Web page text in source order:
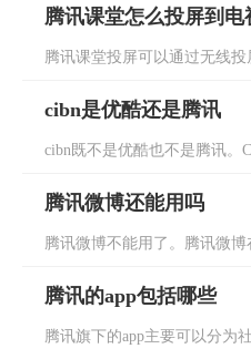
腾讯课堂怎么投屏到电
腾讯课堂投屏可以通过无线
cibn是优酷还是腾讯
cibn既不是优酷也不是腾讯。
腾讯微博还能用吗
腾讯微博不能用了。腾讯微
腾讯的app包括哪些
腾讯旗下的app主要可以分为